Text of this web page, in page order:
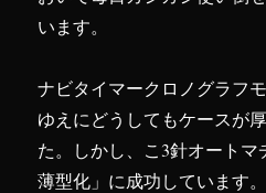
います。
ナビタイマークロノグラフ
ゆえにどうしてもケースが
た。しかし、こ3針オート
薄型化」に成功しています